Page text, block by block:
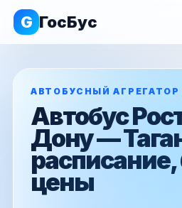
G ГосБус
АВТОБУСНЫЙ АГРЕГАТОР
Автобус
Дону —
цены